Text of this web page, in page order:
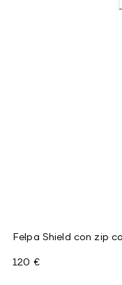
Felpa Shield con zip
120 €